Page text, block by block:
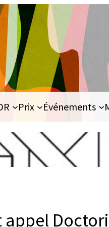
Prix Événements